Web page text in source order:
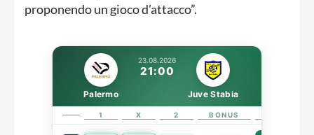
proponendo un gioco d’attacco”.
23.08.2026
21:00
Palermo Juve Stabia
1 X 2 BONUS